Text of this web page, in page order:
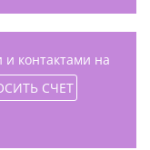
и контактами на
СЧЕТ